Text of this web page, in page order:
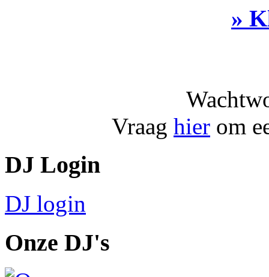
»
Vraag hier om
DJ Login
DJ login
Onze DJ's